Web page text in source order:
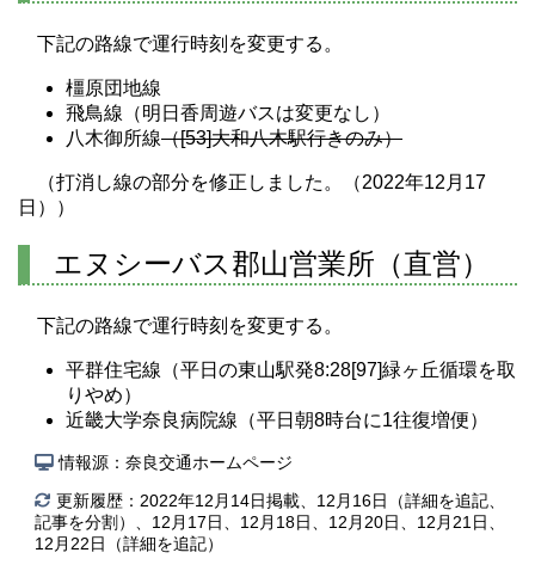
下記の路線で運行時刻を変更する。
橿原団地線
飛鳥線（明日香周遊バスは変更なし）
八木御所線（[53]大和八木駅行きのみ）
（打消し線の部分を修正しました。（2022年12月17
日））
エヌシーバス郡山営業所（直営）
下記の路線で運行時刻を変更する。
平群住宅線（平日の東山駅発8:28[97]緑ヶ丘循環を取
りやめ）
近畿大学奈良病院線（平日朝8時台に1往復増便）
情報源：奈良交通ホームページ
更新履歴：2022年12月14日掲載、12月16日（詳細を追記、
記事を分割）、12月17日、12月18日、12月20日、12月21日、
12月22日（詳細を追記）